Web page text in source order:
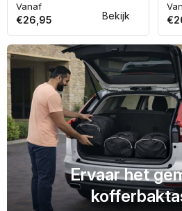
Bekijk
Normale
prijs
Vanaf
€26,95
Ervaar het